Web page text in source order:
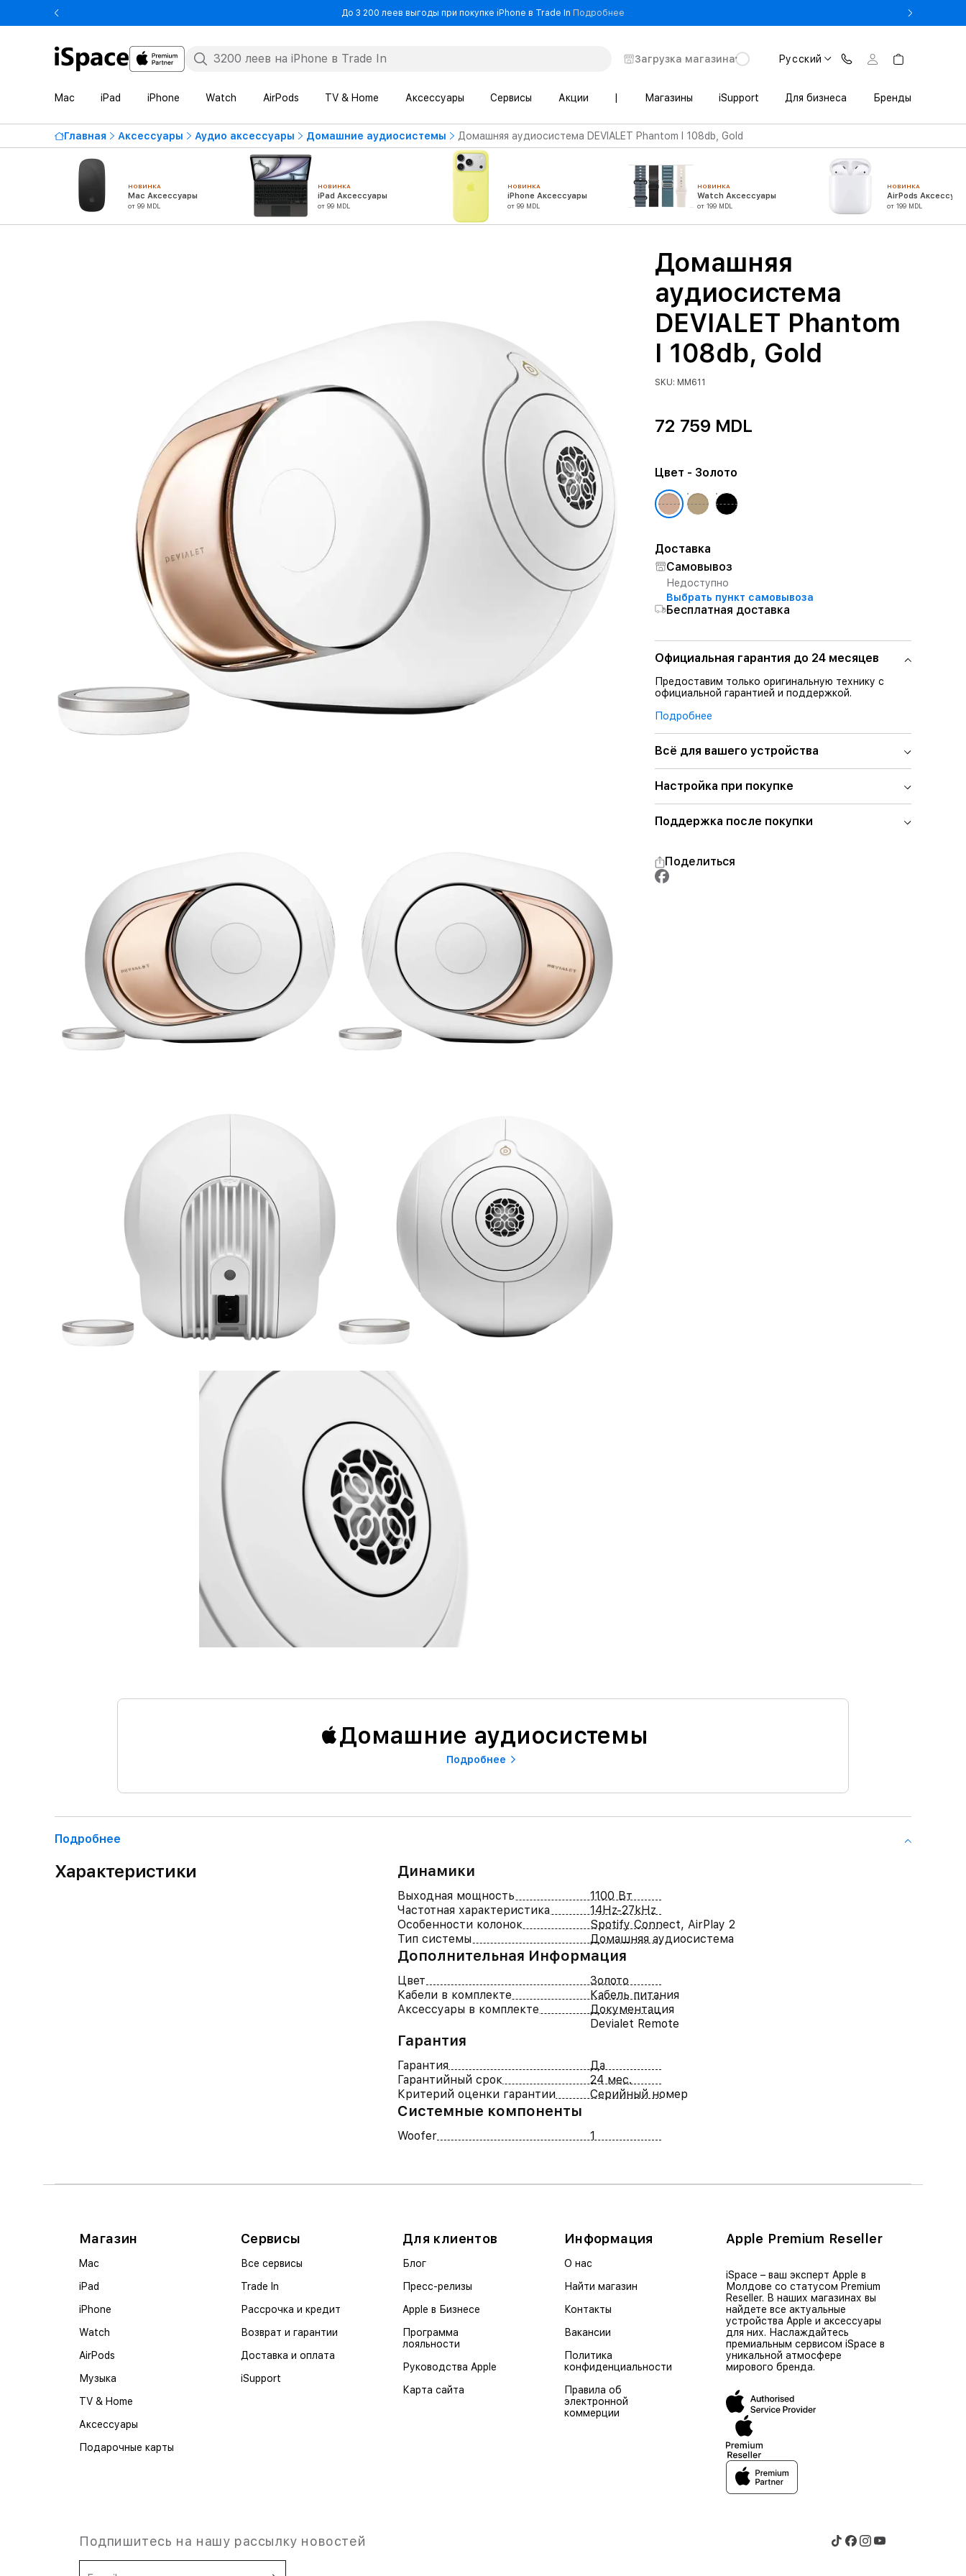
До 3 200 леев выгоды при покупке iPhone в Trade In Подробнее
Загрузка магазина Русский
Mac iPad iPhone Watch AirPods TV & Home Аксессуары Сервисы Акции Магазины iSupport Для бизнеса Бренды
Главная Аксессуары Аудио аксессуары Домашние аудиосистемы Домашняя аудиосистема DEVIALET Phantom I 108db, Gold
НОВИНКА
Mac Аксессуары
от 99 MDL
НОВИНКА
iPad Аксессуары
от 99 MDL
НОВИНКА
iPhone Аксессуары
от 99 MDL
НОВИНКА
Watch Аксессуары
от 199 MDL
НОВИНКА
AirPods
от 199 MDL
Домашняя
аудиосистема
DEVIALET Phantom
I 108db, Gold
SKU: MM611
72 759 MDL
Цвет - Золото
Доставка
Самовывоз
Недоступно
Выбрать пункт самовывоза
Бесплатная доставка
Официальная гарантия до 24 месяцев
Предоставим только оригинальную технику с
официальной гарантией и поддержкой.
Подробнее
Всё для вашего устройства
Настройка при покупке
Поддержка после покупки
Поделиться
Домашние аудиосистемы
Подробнее
Подробнее
Характеристики Динамики
Выходная мощность
1100 Вт
Частотная характеристика
14Hz-27kHz
Особенности колонок
Spotify Connect, AirPlay 2
Тип системы
Домашняя аудиосистема
Дополнительная Информация
Цвет
Золото
Кабели в комплекте
Кабель питания
Аксессуары в комплекте
Документация
Devialet Remote
Гарантия
Гарантия
Да
Гарантийный срок
24 мес.
Критерий оценки гарантии
Серийный номер
Системные компоненты
Woofer 1
Магазин
Mac
iPad
iPhone
Watch
AirPods
Музыка
TV & Home
Аксессуары
Подарочные карты
Сервисы
Все сервисы
Trade In
Рассрочка и кредит
Возврат и гарантии
Доставка и оплата
iSupport
Для клиентов
Блог
Пресс-релизы
Apple в Бизнесе
Программа
лояльности
Руководства Apple
Карта сайта
Информация
О нас
Найти магазин
Контакты
Вакансии
Политика
конфиденциальности
Правила об
электронной
коммерции
Apple Premium Reseller
iSpace – ваш эксперт Apple в
Молдове со статусом Premium
Reseller. В наших магазинах вы
найдете все актуальные
устройства Apple и аксессуары
для них. Наслаждайтесь
премиальным сервисом iSpace в
уникальной атмосфере
мирового бренда.
Подпишитесь на нашу рассылку новостей